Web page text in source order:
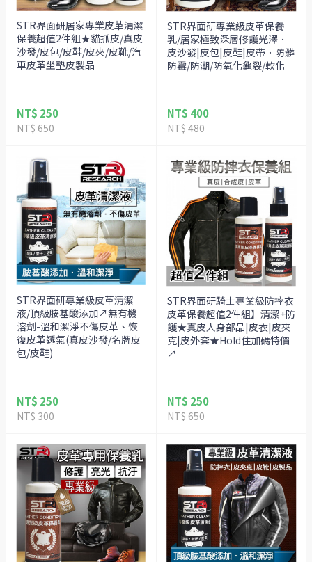
STR界面研居家專業皮革清潔
保養超值2件組★貓抓皮/真皮
沙發/皮包/皮鞋/皮夾/皮靴/汽
車皮革坐墊皮製品
NT$ 250
NT$ 650
STR界面研專業級皮革保養
乳/居家極致深層修護光澤．
皮沙發|皮包|皮鞋|皮帶．防髒
防霉/防潮/防氧化龜裂/軟化
NT$ 400
NT$ 480
STR界面研專業級皮革清潔
液/頂級胺基酸添加↗無有機
溶劑-溫和潔淨不傷皮革、恢
復皮革透氣(真皮沙發/名牌皮
包/皮鞋)
NT$ 250
NT$ 300
STR界面研騎士專業級防摔衣
皮革保養超值2件組】清潔+防
護★真皮人身部品|皮衣|皮夾
克|皮外套★Hold住加碼特價
↗
NT$ 250
NT$ 650